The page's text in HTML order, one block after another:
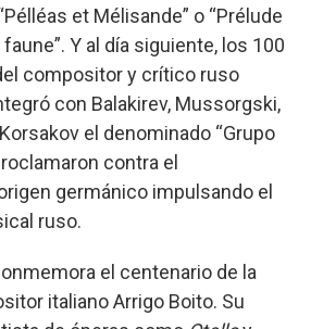
et Mélisande” o “Prélude
faune”. Y al día siguiente, los 100
compositor y crítico ruso
con Balakirev, Mussorgski,
el denominado “Grupo
contra el
germánico impulsando el
ruso.
el centenario de la
italiano Arrigo Boito. Su